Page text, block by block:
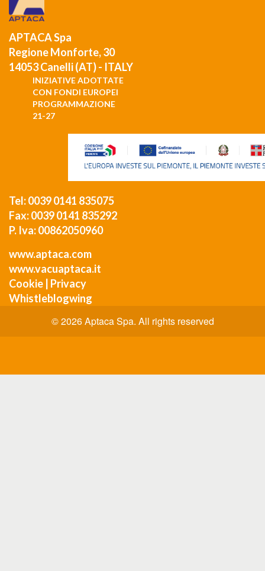
APTACA Spa
Regione Monforte, 30
14053 Canelli (AT) - ITALY
INIZIATIVE ADOTTATE
CON FONDI EUROPEI
PROGRAMMAZIONE
21-27
Tel: 0039 0141 835075
Fax: 0039 0141 835292
P. Iva: 00862050960
www.aptaca.com
www.vacuaptaca.it
Cookie Privacy
Whistleblogwing
© 2026 Aptaca Spa. All rights reserved